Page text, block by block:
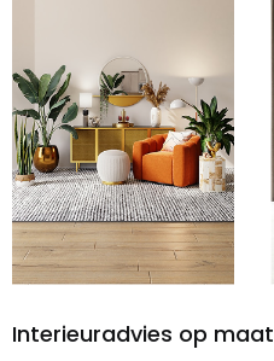
Interieuradvies op maat